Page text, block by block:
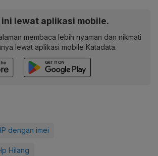
lewat aplikasi mobile.
membaca lebih nyaman dan nikmati
lewat aplikasi mobile Katadata.
dengan imei
Hilang